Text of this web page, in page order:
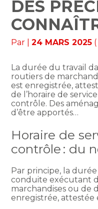
DES
Par |24 MARS 2025
La durée du travail
routiers de
est enregistrée,
de l’horaire de
contrôle. Des
d’être apportés…
Horaire de
contrôle : du
Par principe, la
conduite exécutant
marchandises ou de
enregistrée, attestée